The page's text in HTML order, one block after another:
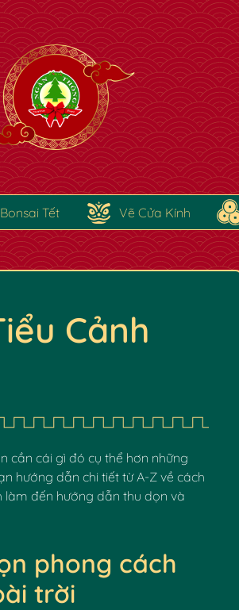
Bonsai Tết Vẽ Cửa Kính
Cảnh
cần cái gì đó cụ thể hơn những
hướng dẫn chi tiết từ A-Z về cách
làm đến hướng dẫn thu dọn và
phong cách
trời